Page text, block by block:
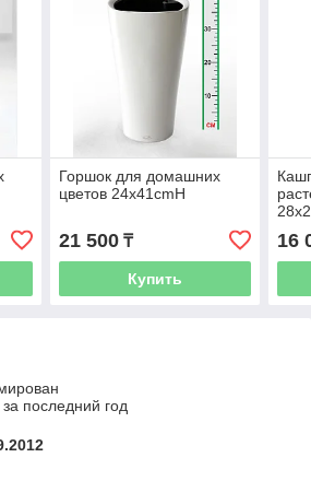
Горшок для домашних
цветов 24x41cmH
21 500₸
Купить
16
последний год